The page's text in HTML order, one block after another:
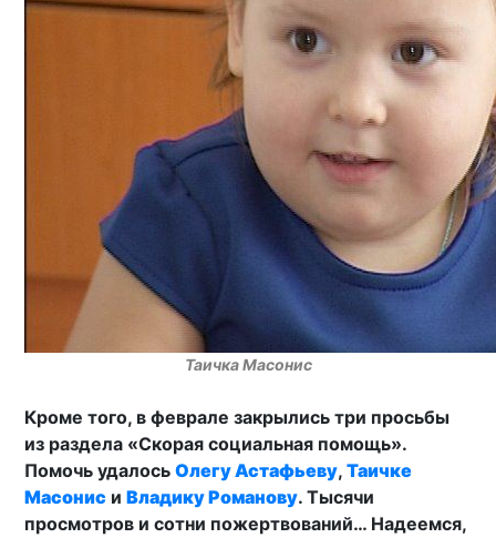
Таичка Масонис
Кроме того, в феврале закрылись три просьбы
из раздела «Скорая социальная помощь».
Помочь удалосьОлегу Астафьеву,Таичке
Масонис иВладику Романову. Тысячи
просмотров и сотни пожертвований… Надеемся,